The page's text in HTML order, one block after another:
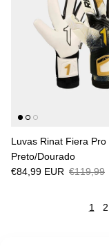
Luvas Rinat Fiera Pro
Preto/Dourado
€84,99 EUR €119,99
1 2